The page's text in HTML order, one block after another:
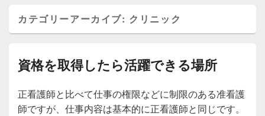
カテゴリーアーカイブ: クリニック
資格を取得したら活躍できる場所
正看護師と比べて仕事の権限などに制限のある准看護
師ですが、仕事内容は基本的に正看護師と同じです。